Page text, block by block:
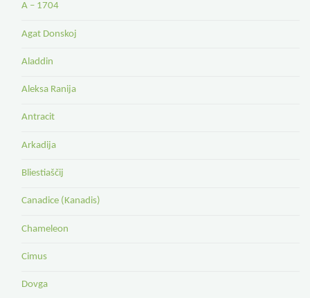
A – 1704
Agat Donskoj
Aladdin
Aleksa Ranija
Antracit
Arkadija
Bliestiaščij
Canadice (Kanadis)
Chameleon
Cimus
Dovga